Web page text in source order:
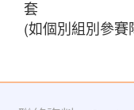
套
(如個別組別參賽